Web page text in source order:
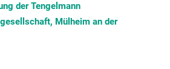
der Tengelmann
Mülheim an der